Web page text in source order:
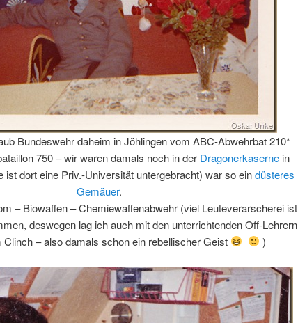
Bundeswehr daheim in Jöhlingen vom ABC-Abwehrbat 210*
750 – wir waren damals noch in der Dragonerkaserne in
ist dort eine Priv.-Universität untergebracht) war so eindüsteres
Gemäuer.
– Biowaffen – Chemiewaffenabwehr (viel Leuteverarscherei ist
deswegen lag ich auch mit den unterrichtenden Off-Lehrern
– also damals schon ein rebellischer Geist
)